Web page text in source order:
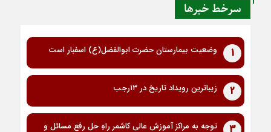
سرخط خبرها
1 وضعیت بیمارستان حضرت ابوالفضل(ع) اسفبار است
2 زیباترین رویداد تاریخ در ۱۳رجب
توجه به مراکز آموزش عالی کاشمر راهِ حل رفع مسائل و